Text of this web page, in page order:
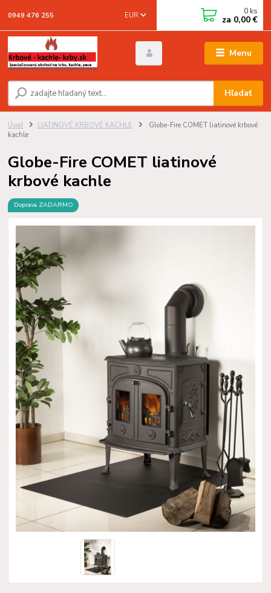
Menu
EUR
Hľadať
0949 476 255 0 ks
za 0,00 €
Úvod LIATINOVÉ KRBOVÉ KACHLE
Globe-Fire COMET liatinové krbové
kachle
Globe-Fire COMET liatinové
krbové kachle
Doprava ZADARMO